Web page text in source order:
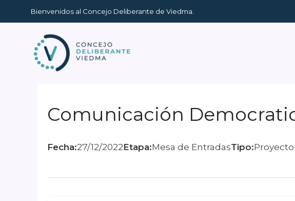
al
contenido
Bienvenidos al Concejo Deliberante de Viedma.
Comunicación
Fecha:27/12/2022Etapa:Mesa de EntradasTipo: